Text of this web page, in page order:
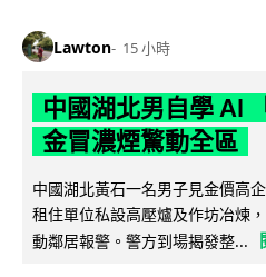
Lawton 15 小時
中國湖北男自學 AI
金冒濃煙驚動全區
中國湖北黃石一名男子見金價高
租住單位私設高壓爐及作坊冶煉
動鄰居報警。警方到場揭發整...